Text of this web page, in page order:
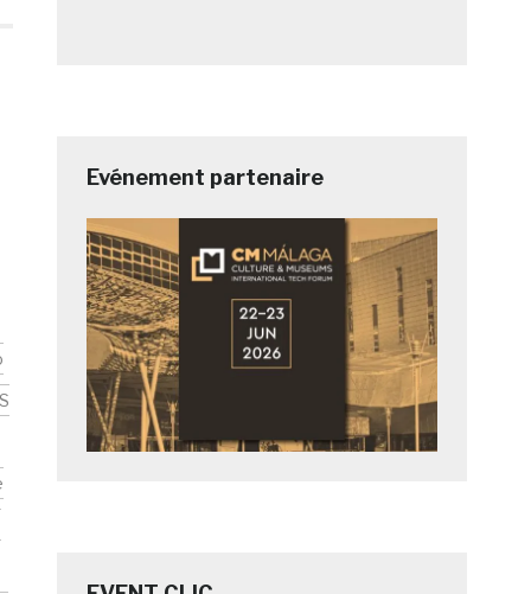
Evénement partenaire